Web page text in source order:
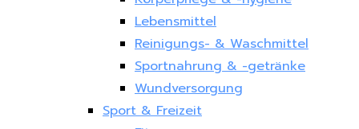
Lebensmittel
Reinigungs- & Waschmittel
Sportnahrung & -getränke
Wundversorgung
Sport & Freizeit